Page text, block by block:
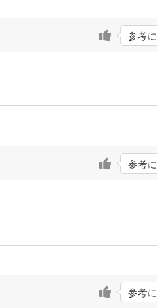
参考
参考
参考